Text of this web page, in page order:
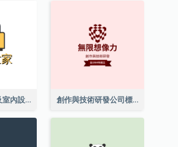
黑黃二色家具及室內設計標誌 創作與技術研發公司標誌